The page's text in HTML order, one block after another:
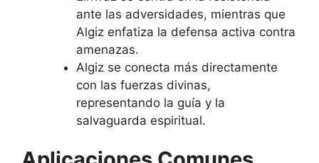
ante las adversidades, mientras que
Algiz enfatiza la defensa activa contra
amenazas.
Algiz se conecta más directamente
con las fuerzas divinas,
representando la guía y la
salvaguarda espiritual.